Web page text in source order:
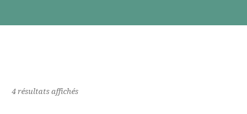
4 résultats affichés